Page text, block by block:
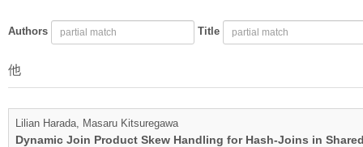
Authors Title
他
Lilian Harada, Masaru Kitsuregawa
Dynamic Join Product Skew Handling for Hash-Joins in